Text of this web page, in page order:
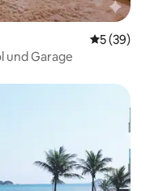
5 (39)
und Garage